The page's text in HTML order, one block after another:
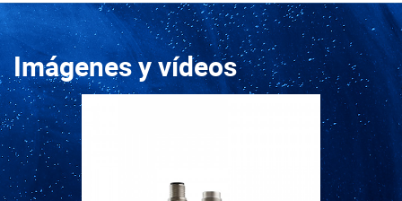
Imágenes y vídeos